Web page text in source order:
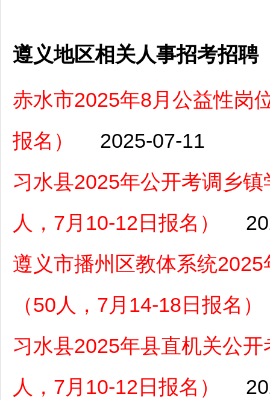
遵义地区相关人事招考招聘
赤水市2025年8月公益性岗
报名）
2025-07-11
习水县2025年公开考调乡
人，7月10-12日报名）
遵义市播州区教体系统
（50人，7月14-18日报名）
习水县2025年县直机关公
人，7月10-12日报名）